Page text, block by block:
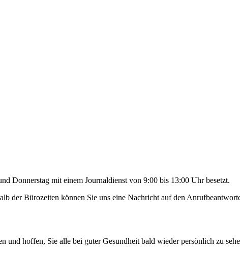
Donnerstag mit einem Journaldienst von 9:00 bis 13:00 Uhr besetzt.
der Bürozeiten können Sie uns eine Nachricht auf den
hoffen, Sie alle bei guter Gesundheit bald wieder persönlich zu